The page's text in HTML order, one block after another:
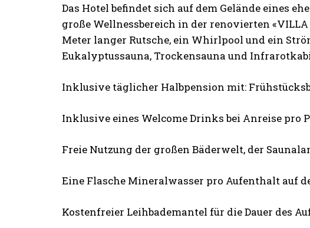
Das Hotel befindet sich auf dem Gelände eines
große Wellnessbereich in der renovierten
Meter langer Rutsche, ein Whirlpool und ein
Eukalyptussauna, Trockensauna und
Inklusive täglicher Halbpension mit:
Inklusive eines Welcome Drinks bei Anreise pro
Freie Nutzung der großen Bäderwelt, der
Eine Flasche Mineralwasser pro Aufenthalt auf
Kostenfreier Leihbademantel für die Dauer des